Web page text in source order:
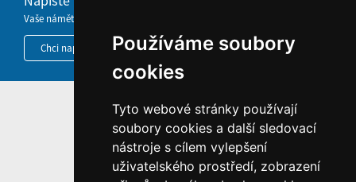
Používáme soubory
cookies
Tyto webové stránky používají
soubory cookies a další sledovací
nástroje s cílem vylepšení
uživatelského prostředí, zobrazení
Vaše náměty, komentáře, připomínky a dotazy nezůstanou bez odezvy.
Chci napsat MKČR
HOME
INFORMACE O WEBU